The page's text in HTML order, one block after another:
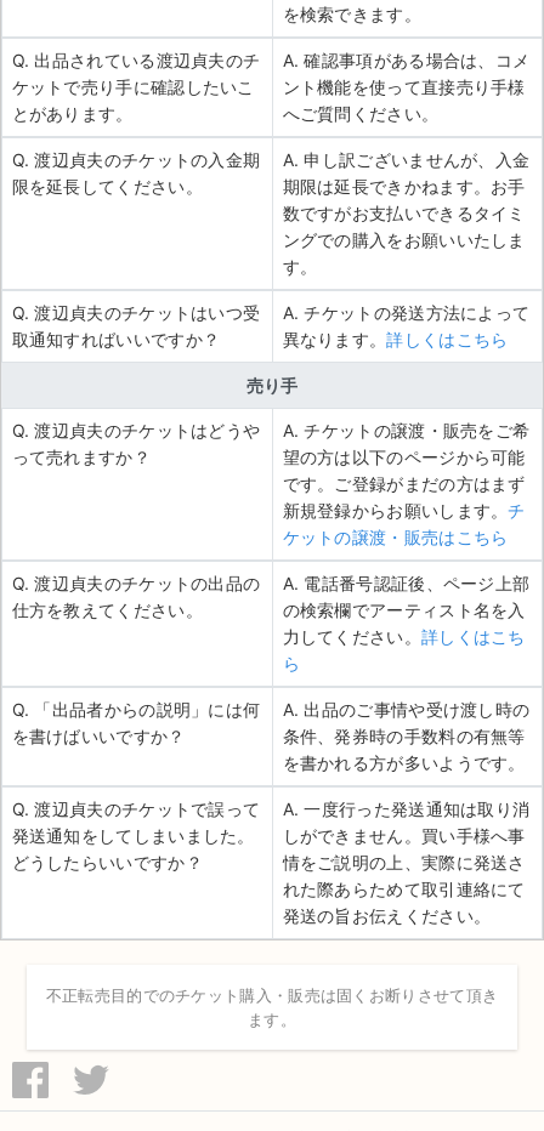
を検索できます。
Q. 出品されている渡辺貞夫のチ
ケットで売り手に確認したいこ
とがあります。
A. 確認事項がある場合は、コメ
ント機能を使って直接売り手様
へご質問ください。
Q. 渡辺貞夫のチケットの入金期
限を延長してください。
A. 申し訳ございませんが、入金
期限は延長できかねます。お手
数ですがお支払いできるタイミ
ングでの購入をお願いいたしま
す。
Q. 渡辺貞夫のチケットはいつ受
取通知すればいいですか？
A. チケットの発送方法によって
異なります。詳しくはこちら
売り手
Q. 渡辺貞夫のチケットはどうや
って売れますか？
A. チケットの譲渡・販売をご希
望の方は以下のページから可能
です。ご登録がまだの方はまず
新規登録からお願いします。チ
ケットの譲渡・販売はこちら
Q. 渡辺貞夫のチケットの出品の
仕方を教えてください。
A. 電話番号認証後、ページ上部
の検索欄でアーティスト名を入
力してください。 詳しくはこち
ら
Q. 「出品者からの説明」には何
を書けばいいですか？
A. 出品のご事情や受け渡し時の
条件、発券時の手数料の有無等
を書かれる方が多いようです。
Q. 渡辺貞夫のチケットで誤って
発送通知をしてしまいました。
どうしたらいいですか？
A. 一度行った発送通知は取り消
しができません。買い手様へ事
情をご説明の上、実際に発送さ
れた際あらためて取引連絡にて
発送の旨お伝えください。
不正転売目的でのチケット購入・販売は固くお断りさせて頂き
ます。